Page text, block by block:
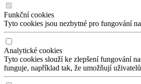
Funkční cookies
Tyto cookies jsou nezbytné pro fungování
Analytické cookies
Tyto cookies slouží ke zlepšení fungování
funguje, například tak, že umožňují